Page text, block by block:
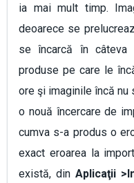
ia mai mult timp.
deoarece se
se încarcă în
produse pe care le
ore şi imaginile încă nu
o nouă încercare de
cumva s-a produs o
exact eroarea la
există, dinAplicaţii